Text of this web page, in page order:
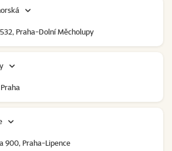
Praha-Dolní Měcholupy
900, Praha-Lipence